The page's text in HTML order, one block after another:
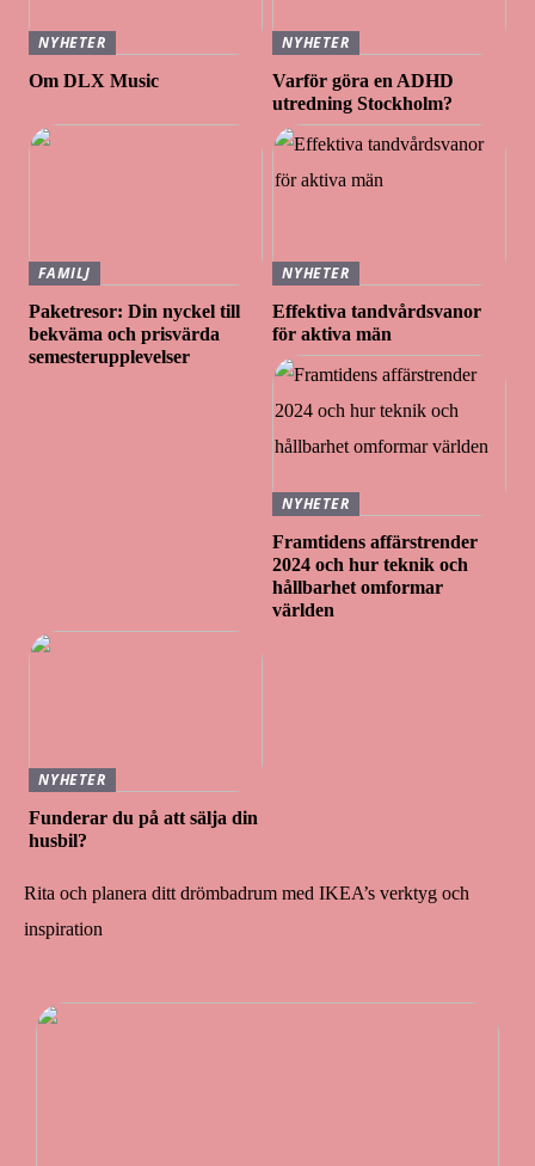
NYHETER
Om DLX Music
NYHETER
Varför göra en ADHD
utredning Stockholm?
FAMILJ
Paketresor: Din nyckel till
bekväma och prisvärda
semesterupplevelser
NYHETER
Effektiva tandvårdsvanor
för aktiva män
NYHETER
Framtidens affärstrender
2024 och hur teknik och
hållbarhet omformar
världen
NYHETER
Funderar du på att sälja din
husbil?
Rita och planera ditt drömbadrum med IKEA’s verktyg och
inspiration